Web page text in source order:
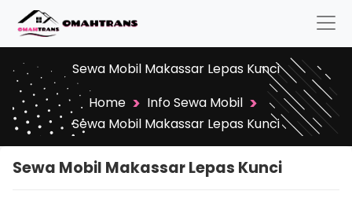
Sewa Mobil Makassar Lepas Kunci
Home > Info Sewa Mobil >
Sewa Mobil Makassar Lepas Kunci
Sewa Mobil Makassar Lepas Kunci